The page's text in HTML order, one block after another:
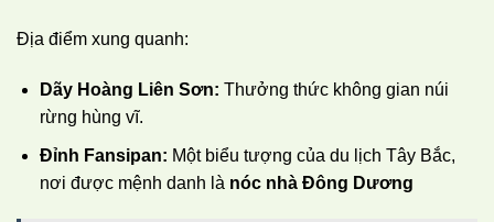
Địa điểm xung quanh:
Dãy Hoàng Liên Sơn: Thưởng thức không gian núi
rừng hùng vĩ.
Đỉnh Fansipan: Một biểu tượng của du lịch Tây Bắc,
nơi được mệnh danh là nóc nhà Đông Dương